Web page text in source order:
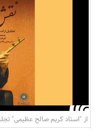
از "استاد کریم صالح عظیمی"